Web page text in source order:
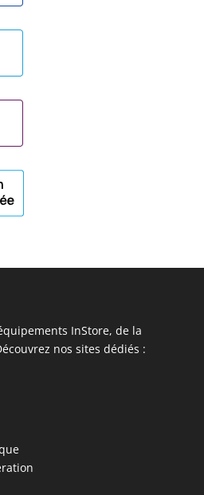
InStore, de la
nos sites dédiés :